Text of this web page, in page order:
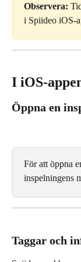
Observera:
i Spiideo iOS-
I iOS-
Öppna en
För att öppna
inspelningens
Taggar och